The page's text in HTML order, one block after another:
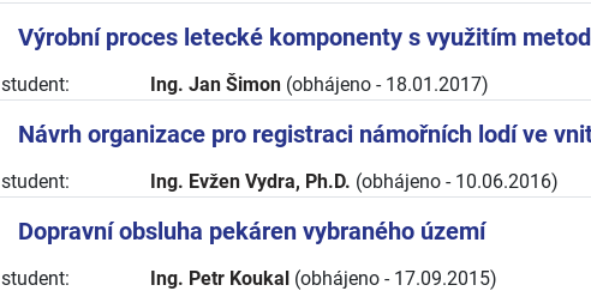
Výrobní proces letecké komponenty s využitím
student: Ing. Jan Šimon(obhájeno - 18.01.2017)
Návrh organizace pro registraci námořních lodí ve
student: Ing. Evžen Vydra, Ph.D. (obhájeno - 10.06.2016)
Dopravní obsluha pekáren vybraného území
student: Ing. Petr Koukal(obhájeno - 17.09.2015)